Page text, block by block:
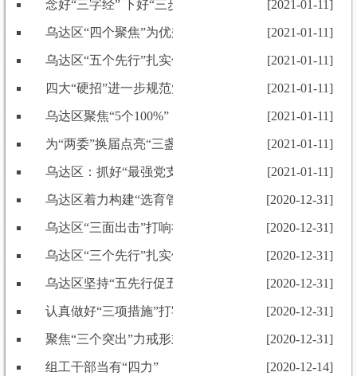
念好“三字经” 下好“三步棋”扎实推进社区“两委”换届工
[2021-01-11]
乌达区“四个聚焦”为优秀年轻干部成长搭台[2021-01-11]
乌达区“五个先行”扎实做好社区“两委”换届准备工作
[2021-01-11]
四大“硬招”进一步规范党务公开工作 [2021-01-11]
乌达区聚焦“5个100%”，推动22个社区党组织换届全部
[2021-01-11]
为“两委”换届点亮“三盏灯” [2021-01-11]
乌达区：抓好“最强党支部建设”推动组织部机关党建提
[2021-01-11]
乌达区着力构建“选育管用”全链条机制有效激发年轻干
[2020-12-31]
乌达区“三面出击”打响社区“两委”换届选举筹备战
[2020-12-31]
乌达区“三个先行”扎实做好社区 “两委”换届选举准备工
[2020-12-31]
乌达区坚持“五先行促五有”做好社区“两委”换届选举工
[2020-12-31]
认真做好“三项措施”打牢“两委”换届工作基础[2020-12-31]
聚焦“三个突出”力戒形式主义、官僚主义为基层减负
[2020-12-31]
组工干部当有“四力” [2020-12-14]